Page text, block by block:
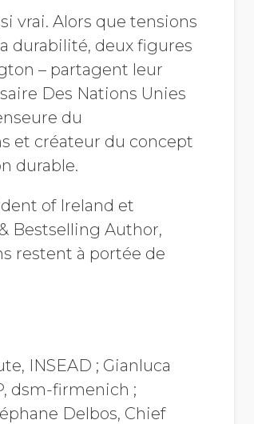
vrai. Alors que tensions
durabilité, deux figures
– partagent leur
Des Nations Unies
du
et créateur du concept
durable.
of Ireland et
Bestselling Author,
restent à portée de
INSEAD ; Gianluca
dsm-firmenich ;
Delbos, Chief